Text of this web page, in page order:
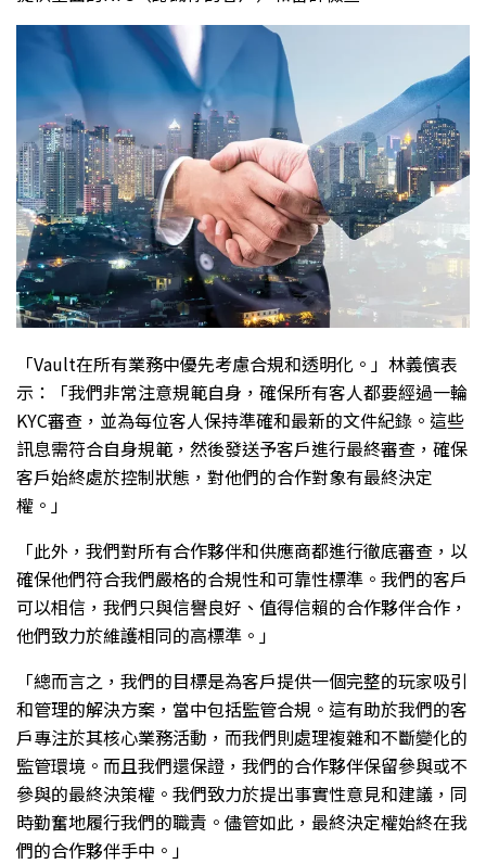
「Vault在所有業務中優先考慮合規和透明化。」林義儐表
示：「我們非常注意規範自身，確保所有客人都要經過一輪
KYC審查，並為每位客人保持準確和最新的文件紀錄。這些
訊息需符合自身規範，然後發送予客戶進行最終審查，確保
客戶始終處於控制狀態，對他們的合作對象有最終決定
權。」
「此外，我們對所有合作夥伴和供應商都進行徹底審查，以
確保他們符合我們嚴格的合規性和可靠性標準。我們的客戶
可以相信，我們只與信譽良好、值得信賴的合作夥伴合作，
他們致力於維護相同的高標準。」
「總而言之，我們的目標是為客戶提供一個完整的玩家吸引
和管理的解決方案，當中包括監管合規。這有助於我們的客
戶專注於其核心業務活動，而我們則處理複雜和不斷變化的
監管環境。而且我們還保證，我們的合作夥伴保留參與或不
參與的最終決策權。我們致力於提出事實性意見和建議，同
時勤奮地履行我們的職責。儘管如此，最終決定權始終在我
們的合作夥伴手中。」